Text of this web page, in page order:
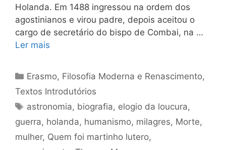
Holanda. Em 1488 ingressou na ordem dos
agostinianos e virou padre, depois aceitou o
cargo de secretário do bispo de Combai, na …
Ler mais
Categorias
Erasmo, Filosofia Moderna e Renascimento,
Textos Introdutórios
Tags
astronomia, biografia, elogio da loucura,
guerra, holanda, humanismo, milagres, Morte,
mulher, Quem foi martinho lutero,